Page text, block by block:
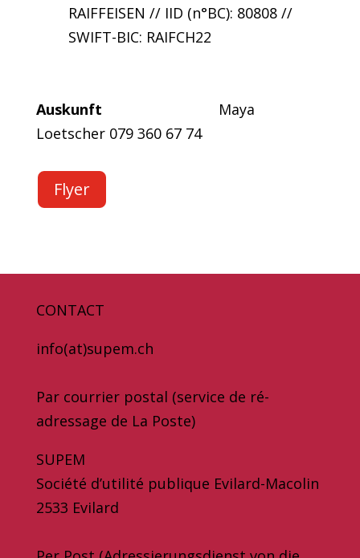
RAIFFEISEN // IID (n°BC): 80808 //
SWIFT-BIC: RAIFCH22
Auskunft Maya
Loetscher 079 360 67 74
Flyer
CONTACT
info(at)supem.ch
Par courrier postal (service de ré-
adressage de La Poste)
SUPEM
Société d’utilité publique Evilard-Macolin
2533 Evilard